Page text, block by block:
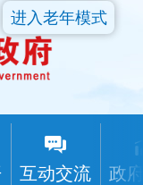
互动交流 政
进入老年模式